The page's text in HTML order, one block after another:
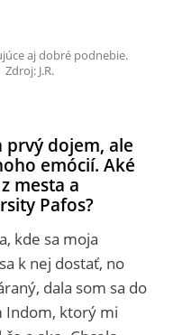
aj dobré podnebie.
J.R.
prvý dojem, ale
emócií. Aké
mesta a
Pafos?
kde sa moja
k nej dostať, no
dala som sa do
Indom, ktorý mi